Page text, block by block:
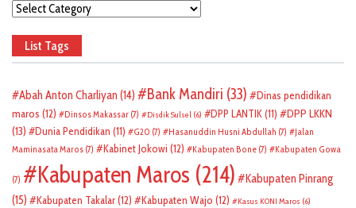
Categories
List Tags
Abah Anton Charliyan (14) Bank Mandiri (33)
Dinas pendidikan
maros (12) Dinsos Makassar (7) Disdik Sulsel (6) DPP LANTIK(11)
DPP LKKN
(13)
Dunia Pendidikan (11) G20 (7) Hasanuddin Husni Abdullah (7)
Jalan
Maminasata Maros (7) Kabinet Jokowi (12) Kabupaten Bone (7) Kabupaten Gowa
(7) Kabupaten Maros (214)
Kabupaten Pinrang
(15)
Kabupaten Takalar(12) Kabupaten Wajo (12) Kasus KONI Maros (6)